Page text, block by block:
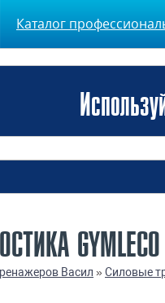
Каталог
Васил »Силовые